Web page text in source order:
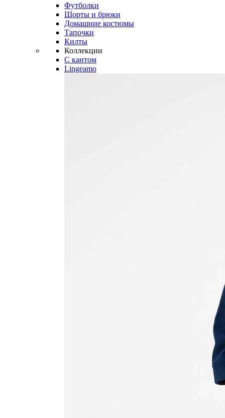
Футболки
Шорты и брюки
Домашние костюмы
Тапочки
Килты
Коллекции
C кантом
Lingeamo